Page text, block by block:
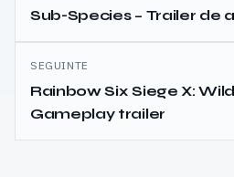
de
artigos
Sub-Species – Trailer de
SEGUINTE
Rainbow Six Siege X:
Gameplay trailer